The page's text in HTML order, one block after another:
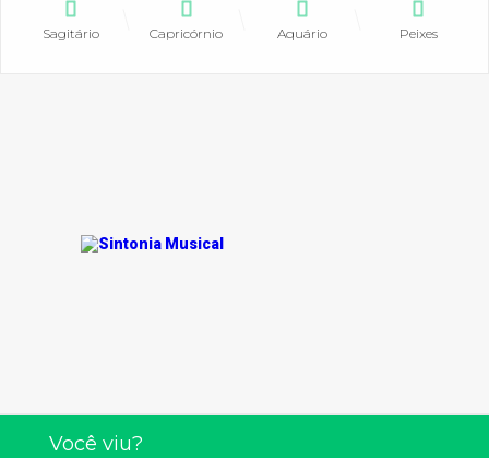
Sagitário Capricórnio Aquário Peixes
Você viu?